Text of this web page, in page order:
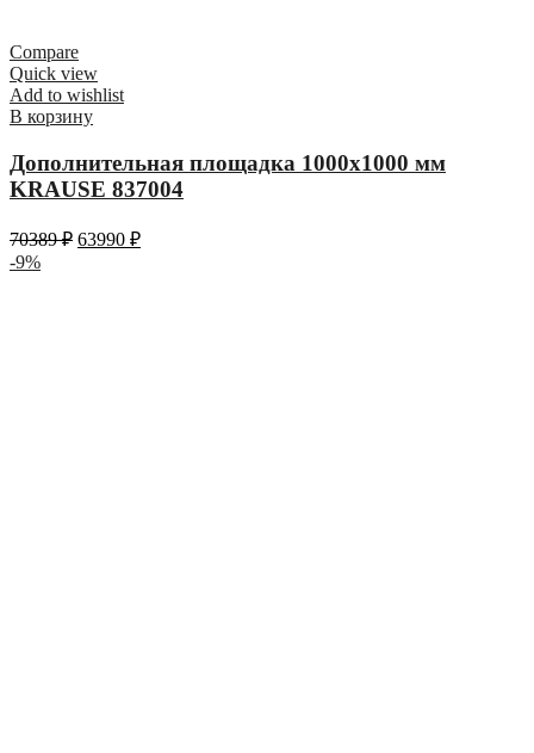
Compare
Quick view
Add to wishlist
В корзину
Дополнительная площадка 1000х1000 мм
KRAUSE 837004
70389₽ 63990 ₽
-9%